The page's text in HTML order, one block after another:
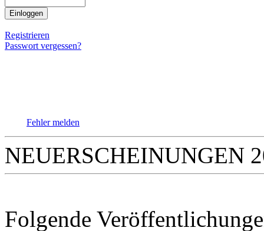
Registrieren
Passwort vergessen?
Fehler melden
NEUERSCHEINUNGEN
Folgende